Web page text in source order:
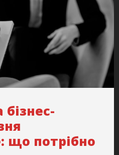
бізнес-
що потрібно